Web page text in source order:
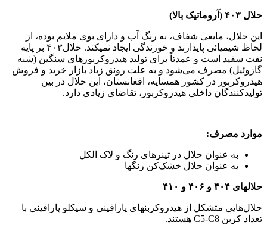
حلال­ ۴۰۳ (آروماتیک بالا)
این حلال­، مایعی شفاف، به رنگ آب و دارای بوی ملایم بوده، از
لحاظ شیمیائی پایدارند و خورندگی ایجاد نمی­کند. حلال۴۰۳ بر پایه
نفت سفید است و عمدتاً برای تولید هیدروکربورهای سنگین (شبه
گازوئیل) مصرف می‌شود و به علت رونق زیاد بازار خرید و فروش
هیدروکربور در کشور همسایه، افغانستان، این حلال در بین
تولیدکنندگان داخلی هیدروکربور، تقاضای زیادی دارد.
موارد مصرف:
به عنوان حلال در تینرهای رنگ و لاک الکل
به عنوان حلال خشک‌کن رنگ­ها
حلال­های ۴۰۴ و ۴۰۶ و ۴۱۰
حلال‌هایی متشکل از هیدروکربن­های پارافینی و سیکلو پارافینی با
تعداد کربن C5-C8 هستند.